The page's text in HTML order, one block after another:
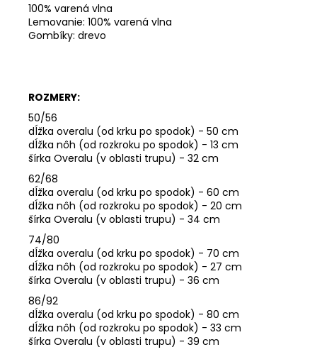
100% varená vlna
Lemovanie: 100% varená vlna
Gombíky: drevo
ROZMERY:
50/56
dĺžka overalu (od krku po spodok) - 50 cm
dĺžka nôh (od rozkroku po spodok) - 13 cm
šírka Overalu (v oblasti trupu) - 32 cm
62/68
dĺžka overalu (od krku po spodok) - 60 cm
dĺžka nôh (od rozkroku po spodok) - 20 cm
šírka Overalu (v oblasti trupu) - 34 cm
74/80
dĺžka overalu (od krku po spodok) - 70 cm
dĺžka nôh (od rozkroku po spodok) - 27 cm
šírka Overalu (v oblasti trupu) - 36 cm
86/92
dĺžka overalu (od krku po spodok) - 80 cm
dĺžka nôh (od rozkroku po spodok) - 33 cm
šírka Overalu (v oblasti trupu) - 39 cm